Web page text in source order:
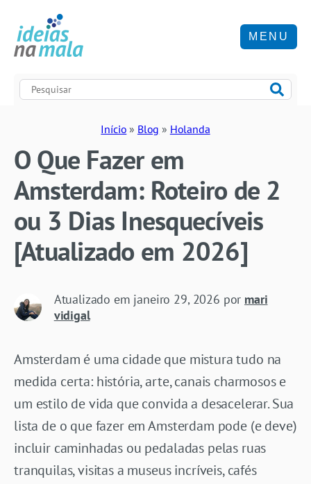
MENU
Início » Blog » Holanda
O Que Fazer em
Amsterdam: Roteiro de 2
ou 3 Dias Inesquecíveis
[Atualizado em 2026]
Atualizado em janeiro 29, 2026 por mari
vidigal
Amsterdam é uma cidade que mistura tudo na
medida certa: história, arte, canais charmosos e
um estilo de vida que convida a desacelerar. Sua
lista de o que fazer em Amsterdam pode (e deve)
incluir caminhadas ou pedaladas pelas ruas
tranquilas, visitas a museus incríveis, cafés